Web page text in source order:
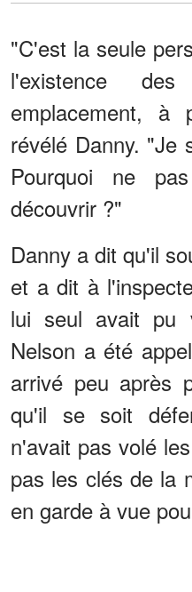
"C'est la seule
l'existence
emplacement,
révélé Danny. "Je
Pourquoi ne
découvrir ?"
Danny a dit qu'il
et a dit à
lui seul avait pu
Nelson a été
arrivé peu après
qu'il se soit
n'avait pas volé
pas les clés de la
en garde à vue